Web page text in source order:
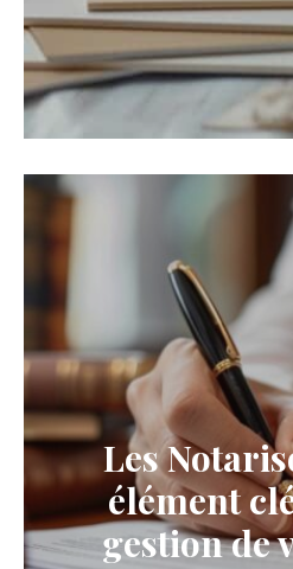
Les
élément
gestion de